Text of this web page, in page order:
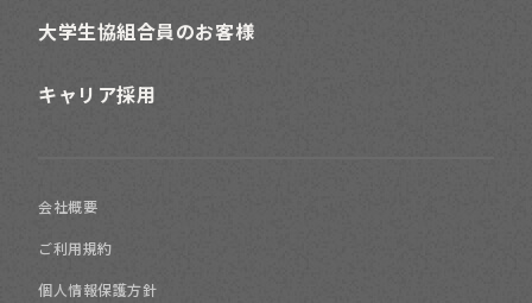
大学生協組合員のお客様
キャリア採用
会社概要
ご利用規約
個人情報保護方針